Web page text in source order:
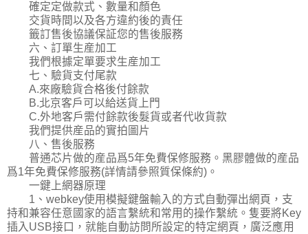
確定定做款式、數量和顏色
交貨時間以及各方違約後的責任
籤訂售後協議保証您的售後服務
六、訂單生産加工
我們根據定單要求生産加工
七、驗貨支付尾款
A.來廠驗貨合格後付餘款
B.北京客戶可以給送貨上門
C.外地客戶需付餘款後髮貨或者代收貨款
我們提供産品的實拍圖片
八、售後服務
普通芯片做的産品爲5年免費保修服務。黑膠體做的産品
爲1年免費保修服務(詳情請參照質保條約)。
一鍵上網器原理
1、webkey使用模擬鍵盤輸入的方式自動彈出網頁，支
持和兼容任意國家的語言繫統和常用的操作繫統。隻要將Key
插入USB接口，就能自動訪問所設定的特定網頁，廣泛應用